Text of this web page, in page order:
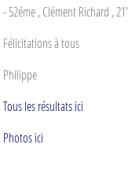
- 52éme , Clément Richard ,
Félicitations à tous
Philippe
Tous les résultats ici
Photos ici